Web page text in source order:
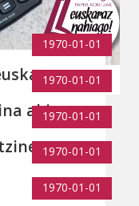
1970-01-01
1970-01-01
abian
1970-01-01
1970-01-01
1970-01-01